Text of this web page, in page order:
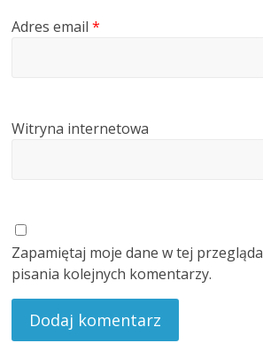
Adres email*
Witryna internetowa
Zapamiętaj moje dane w tej
pisania kolejnych komentarzy.